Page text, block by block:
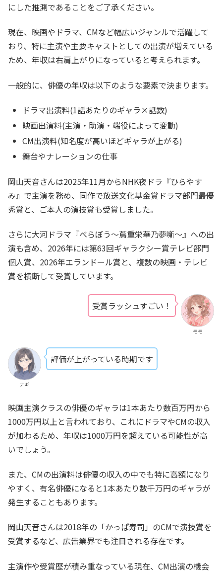
にした推測であることをご了承ください。
現在、映画やドラマ、CMなど幅広いジャンルで活躍して
おり、特に主演や主要キャストとしての出演が増えている
ため、年収は右肩上がりになっていると考えられます。
一般的に、俳優の年収は以下のような要素で決まります。
ドラマ出演料(1話あたりのギャラ×話数)
映画出演料(主演・助演・端役によって変動)
CM出演料(知名度が高いほどギャラが上がる)
舞台やナレーションの仕事
岡山天音さんは2025年11月からNHK夜ドラ『ひらやす
み』で主演を務め、同作で放送文化基金賞ドラマ部門最優
秀賞と、ご本人の演技賞も受賞しました。
さらに大河ドラマ『べらぼう〜蔦重栄華乃夢噺〜』への出
演も含め、2026年には第63回ギャラクシー賞テレビ部門
個人賞、2026年エランドール賞と、複数の映画・テレビ
賞を横断して受賞しています。
モモ
受賞ラッシュすごい！
ナギ
評価が上がっている時期です
映画主演クラスの俳優のギャラは1本あたり数百万円から
1000万円以上と言われており、これにドラマやCMの収入
が加わるため、年収は1000万円を超えている可能性が高
いでしょう。
また、CMの出演料は俳優の収入の中でも特に高額になり
やすく、有名俳優になると1本あたり数千万円のギャラが
発生することもあります。
岡山天音さんは2018年の「かっぱ寿司」のCMで演技賞を
受賞するなど、広告業界でも注目される存在です。
主演作や受賞歴が積み重なっている現在、CM出演の機会